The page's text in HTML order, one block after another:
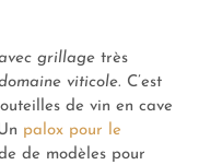
grillage très
viticole. C’est
de vin en cave
palox pour le
de modèles pour